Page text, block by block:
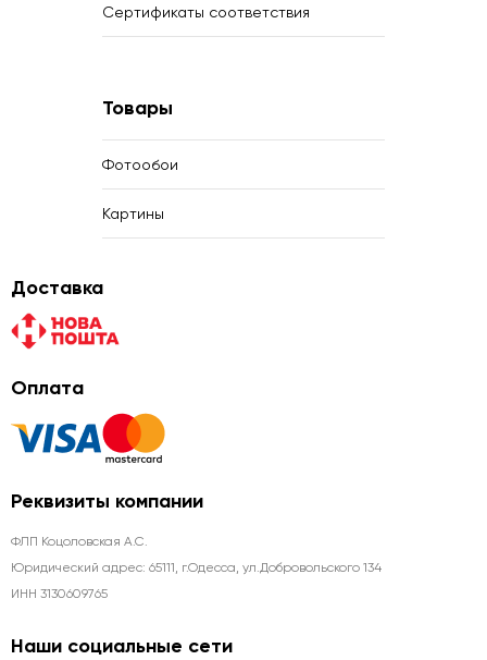
Сертификаты соответствия
Товары
Фотообои
Картины
Доставка
Оплата
Реквизиты компании
ФЛП Коцоловская А.С.
Юридический адрес: 65111, г.Одесса, ул.Добровольского 134
ИНН 3130609765
Наши социальные сети